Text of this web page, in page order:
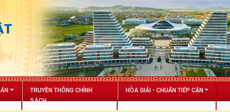
TRUYỀN THÔNG CHÍNH
SÁCH
HÒA GIẢI - CHUẨN TIẾP CẬN